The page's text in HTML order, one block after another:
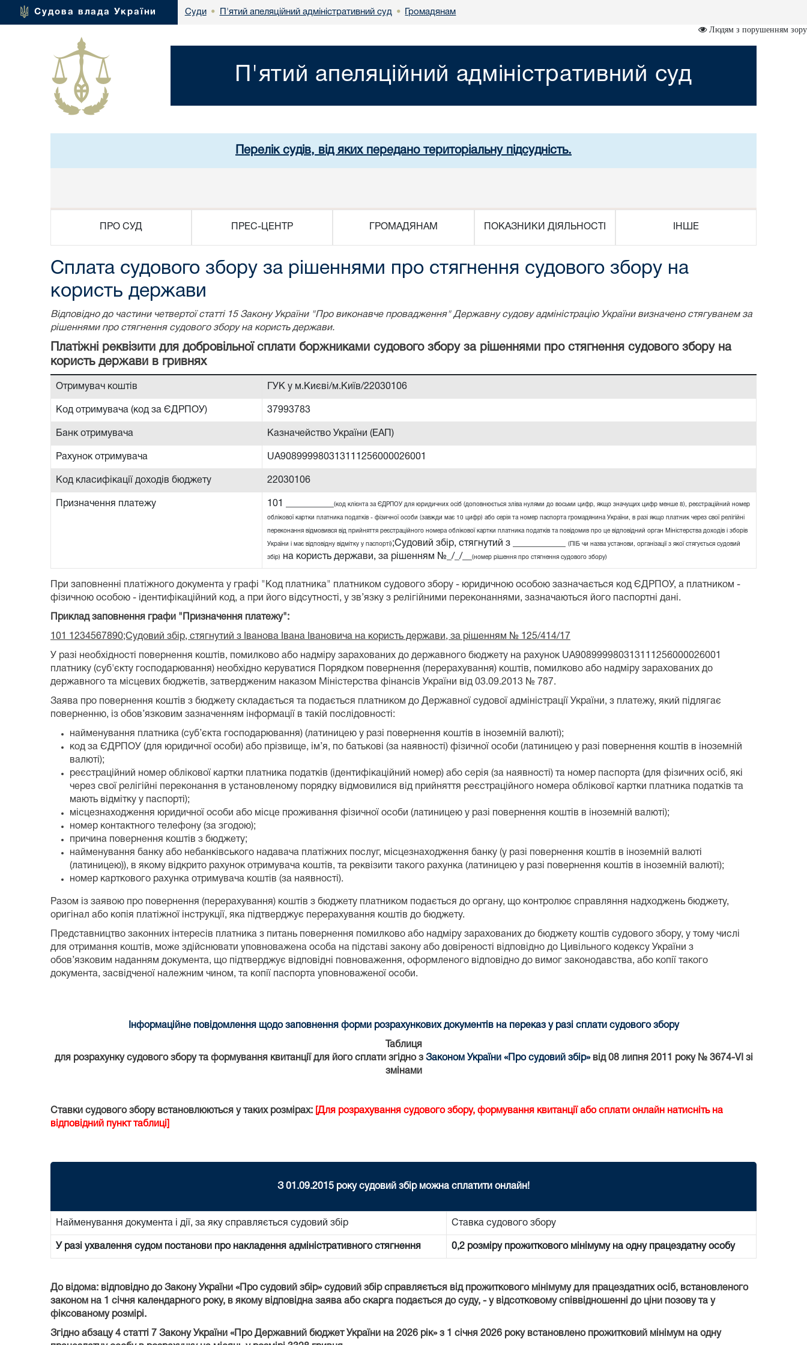
Судова влада України Суди • П'ятий апеляційний адміністративний суд • Громадянам
Людям з порушенням зору
П'ятий апеляційний адміністративний суд
Перелік судів, від яких передано територіальну підсудність.
ПРО СУД ПРЕС-ЦЕНТР ГРОМАДЯНАМ ПОКАЗНИКИ ДІЯЛЬНОСТІ ІНШЕ
Сплата судового збору за рішеннями про стягнення судового збору на
користь держави
Відповідно до частини четвертої статті 15 Закону України "Про виконавче провадження" Державну судову адміністрацію України визначено стягуванем за
рішеннями про стягнення судового збору на користь держави.
Платіжні реквізити для добровільної сплати боржниками судового збору за рішеннями про стягнення судового збору на
користь держави в гривнях
Отримувач коштів ГУК у м.Києві/м.Київ/22030106
Код отримувача (код за ЄДРПОУ) 37993783
Банк отримувача Казначейство України (ЕАП)
Рахунок отримувача UA908999980313111256000026001
Код класифікації доходів бюджету 22030106
Призначення платежу 101 __________ (код клієнта за ЄДРПОУ для юридичних осіб (доповнюється зліва нулями до восьми цифр, якщо значущих цифр менше 8), реєстраційний номер
облікової картки платника податків - фізичної особи (завжди має 10 цифр) або серія та номер паспорта громадянина України, в разі якщо платник через свої релігійні
переконання відмовився від прийняття реєстраційного номера облікової картки платника податків та повідомив про це відповідний орган Міністерства доходів і зборів
України і має відповідну відмітку у паспорті) ;Судовий збір, стягнутий з ___________ (ПІБ чи назва установи, організації з якої стягується судовий
збір) на користь держави, за рішенням №_/_/__ (номер рішення про стягнення судового збору)
При заповненні платіжного документа у графі "Код платника" платником судового збору - юридичною особою зазначається код ЄДРПОУ, а платником -
фізичною особою - ідентифікаційний код, а при його відсутності, у зв’язку з релігійними переконаннями, зазначаються його паспортні дані.
Приклад заповнення графи "Призначення платежу":
101 1234567890;Судовий збір, стягнутий з Іванова Івана Івановича на користь держави, за рішенням № 125/414/17
У разі необхідності повернення коштів, помилково або надміру зарахованих до державного бюджету на рахунок UA908999980313111256000026001
платнику (суб'єкту господарювання) необхідно керуватися Порядком повернення (перерахування) коштів, помилково або надміру зарахованих до
державного та місцевих бюджетів, затвердженим наказом Міністерства фінансів України від 03.09.2013 № 787.
Заява про повернення коштів з бюджету складається та подається платником до Державної судової адміністрації України, з платежу, який підлягає
поверненню, із обов’язковим зазначенням інформації в такій послідовності:
найменування платника (суб’єкта господарювання) (латиницею у разі повернення коштів в іноземній валюті);
код за ЄДРПОУ (для юридичної особи) або прізвище, ім’я, по батькові (за наявності) фізичної особи (латиницею у разі повернення коштів в іноземній
валюті);
реєстраційний номер облікової картки платника податків (ідентифікаційний номер) або серія (за наявності) та номер паспорта (для фізичних осіб, які
через свої релігійні переконання в установленому порядку відмовилися від прийняття реєстраційного номера облікової картки платника податків та
мають відмітку у паспорті);
місцезнаходження юридичної особи або місце проживання фізичної особи (латиницею у разі повернення коштів в іноземній валюті);
номер контактного телефону (за згодою);
причина повернення коштів з бюджету;
найменування банку або небанківського надавача платіжних послуг, місцезнаходження банку (у разі повернення коштів в іноземній валюті
(латиницею)), в якому відкрито рахунок отримувача коштів, та реквізити такого рахунка (латиницею у разі повернення коштів в іноземній валюті);
номер карткового рахунка отримувача коштів (за наявності).
Разом із заявою про повернення (перерахування) коштів з бюджету платником подається до органу, що контролює справляння надходжень бюджету,
оригінал або копія платіжної інструкції, яка підтверджує перерахування коштів до бюджету.
Представництво законних інтересів платника з питань повернення помилково або надміру зарахованих до бюджету коштів судового збору, у тому числі
для отримання коштів, може здійснювати уповноважена особа на підставі закону або довіреності відповідно до Цивільного кодексу України з
обов’язковим наданням документа, що підтверджує відповідні повноваження, оформленого відповідно до вимог законодавства, або копії такого
документа, засвідченої належним чином, та копії паспорта уповноваженої особи.
Інформаційне повідомлення щодо заповнення форми розрахункових документів на переказ у разі сплати судового збору
Таблиця
для розрахунку судового збору та формування квитанції для його сплати згідно з Законом України «Про судовий збір»від 08 липня 2011 року № 3674-VI зі
змінами
Ставки судового збору встановлюються у таких розмірах: [Для розрахування судового збору, формування квитанції або сплати онлайн натисніть на
відповідний пункт таблиці]
З 01.09.2015 року судовий збір можна сплатити онлайн!
Найменування документа і дії, за яку справляється судовий збір Ставка судового збору
У разі ухвалення судом постанови про накладення адміністративного стягнення 0,2 розміру прожиткового мінімуму на одну працездатну особу
До відома: відповідно до Закону України «Про судовий збір» судовий збір справляється від прожиткового мінімуму для працездатних осіб, встановленого
законом на 1 січня календарного року, в якому відповідна заява або скарга подається до суду, - у відсотковому співвідношенні до ціни позову та у
фіксованому розмірі.
Згідно абзацу 4 статті 7 Закону України «Про Державний бюджет України на 2026 рік» з 1 січня 2026 року встановлено прожитковий мінімум на одну